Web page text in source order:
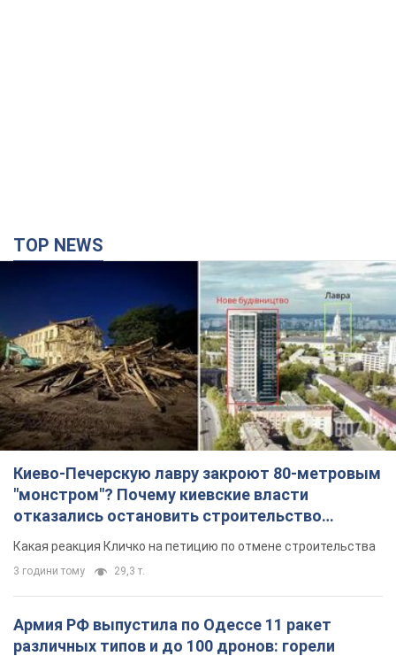
TOP NEWS
Киево-Печерскую лавру закроют 80-метровым
"монстром"? Почему киевские власти
отказались остановить строительство
небоскреба "московского верующего"
Какая реакция Кличко на петицию по отмене строительства
3 години тому 29,3 т.
Армия РФ выпустила по Одессе 11 ракет
различных типов и до 100 дронов: горели